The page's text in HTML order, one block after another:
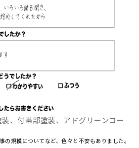
、付帯部塗装、アドグリーンコー
の規模についてなど、色々と不安もありました。